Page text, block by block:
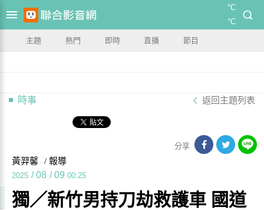
°C
°C
主題 熱門 即時 直播 節目
時事 返回主題列表
分享
黃羿馨 / 報導
2025 / 08 / 09 00:25
獨／新竹男持刀劫救護車 國道